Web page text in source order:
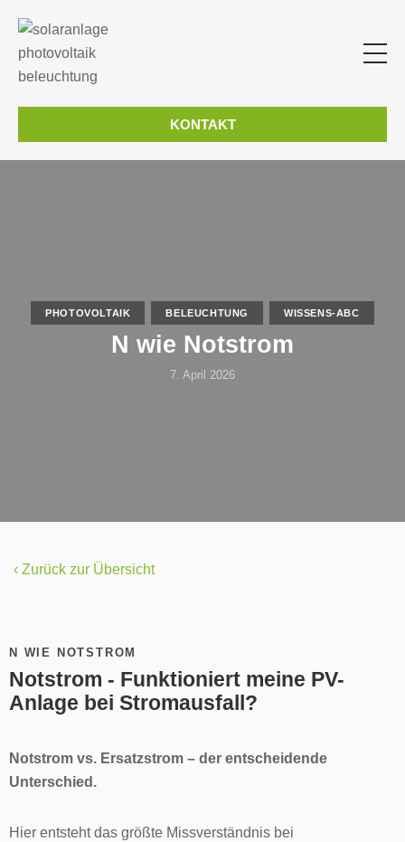
KONTAKT
PHOTOVOLTAIK BELEUCHTUNG WISSENS-ABC
N wie Notstrom
7. April 2026
‹ Zurück zur Übersicht
N WIE NOTSTROM
Notstrom - Funktioniert meine PV-
Anlage bei Stromausfall?
Notstrom vs. Ersatzstrom – der entscheidende
Unterschied.
Hier entsteht das größte Missverständnis bei